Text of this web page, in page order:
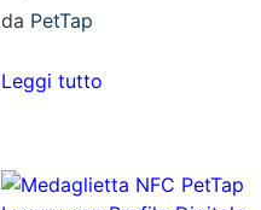
da PetTap
Leggi tutto